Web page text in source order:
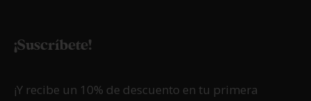
¡Suscríbete!
¡Y recibe un 10% de descuento en tu primera